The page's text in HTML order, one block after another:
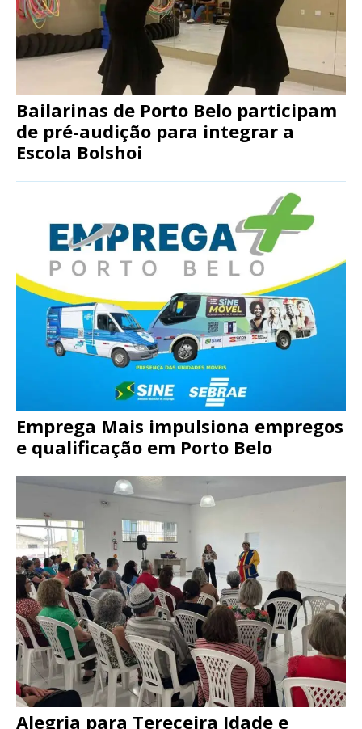
Bailarinas de Porto Belo participam
de pré-audição para integrar a
Escola Bolshoi
Emprega Mais impulsiona empregos
e qualificação em Porto Belo
Alegria para Tereceira Idade e